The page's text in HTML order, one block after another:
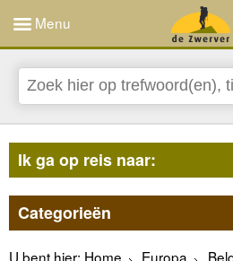
Menu
Ik ga op reis naar:
Categorieën
U bent hier: Home Europa